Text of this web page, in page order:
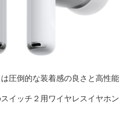
は圧倒的な装着感の良さと高性能
イッチ２用ワイヤレスイヤホン